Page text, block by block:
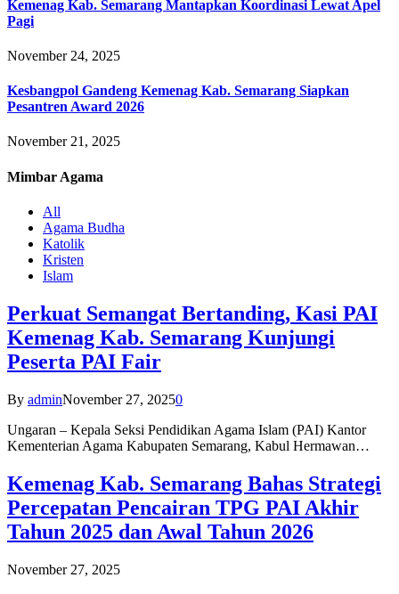
Kemenag Kab. Semarang Mantapkan Koordinasi Lewat Apel
Pagi
November 24, 2025
Kesbangpol Gandeng Kemenag Kab. Semarang Siapkan
Pesantren Award 2026
November 21, 2025
Mimbar Agama
All
Agama Budha
Katolik
Kristen
Islam
Perkuat Semangat Bertanding, Kasi PAI
Kemenag Kab. Semarang Kunjungi
Peserta PAI Fair
By adminNovember 27, 20250
Ungaran – Kepala Seksi Pendidikan Agama Islam (PAI) Kantor
Kementerian Agama Kabupaten Semarang, Kabul Hermawan…
Kemenag Kab. Semarang Bahas Strategi
Percepatan Pencairan TPG PAI Akhir
Tahun 2025 dan Awal Tahun 2026
November 27, 2025